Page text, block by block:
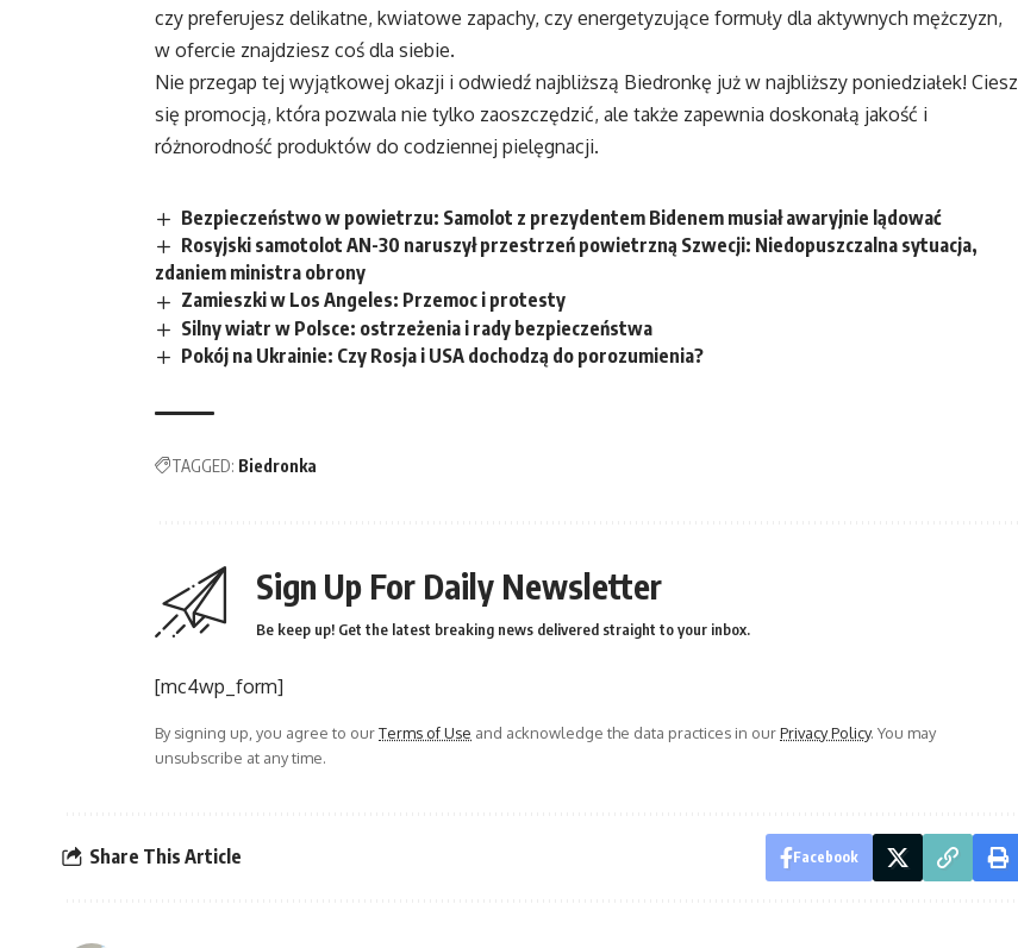
czy preferujesz delikatne, kwiatowe zapachy, czy energetyzujące formuły dla aktywnych mężczyzn,
w ofercie znajdziesz coś dla siebie.
Nie przegap tej wyjątkowej okazji i odwiedź najbliższą Biedronkę już w najbliższy poniedziałek! Ciesz
się promocją, która pozwala nie tylko zaoszczędzić, ale także zapewnia doskonałą jakość i
różnorodność produktów do codziennej pielęgnacji.
Bezpieczeństwo w powietrzu: Samolot z prezydentem Bidenem musiał awaryjnie lądować
Rosyjski samotolot AN-30 naruszył przestrzeń powietrzną Szwecji: Niedopuszczalna sytuacja,
zdaniem ministra obrony
Zamieszki w Los Angeles: Przemoc i protesty
Silny wiatr w Polsce: ostrzeżenia i rady bezpieczeństwa
Pokój na Ukrainie: Czy Rosja i USA dochodzą do porozumienia?
TAGGED: Biedronka
Sign Up For Daily Newsletter
Be keep up! Get the latest breaking news delivered straight to your inbox.
[mc4wp_form]
By signing up, you agree to ourTerms of Use and acknowledge the data practices in ourPrivacy Policy. You may
unsubscribe at any time.
Share This Article Facebook